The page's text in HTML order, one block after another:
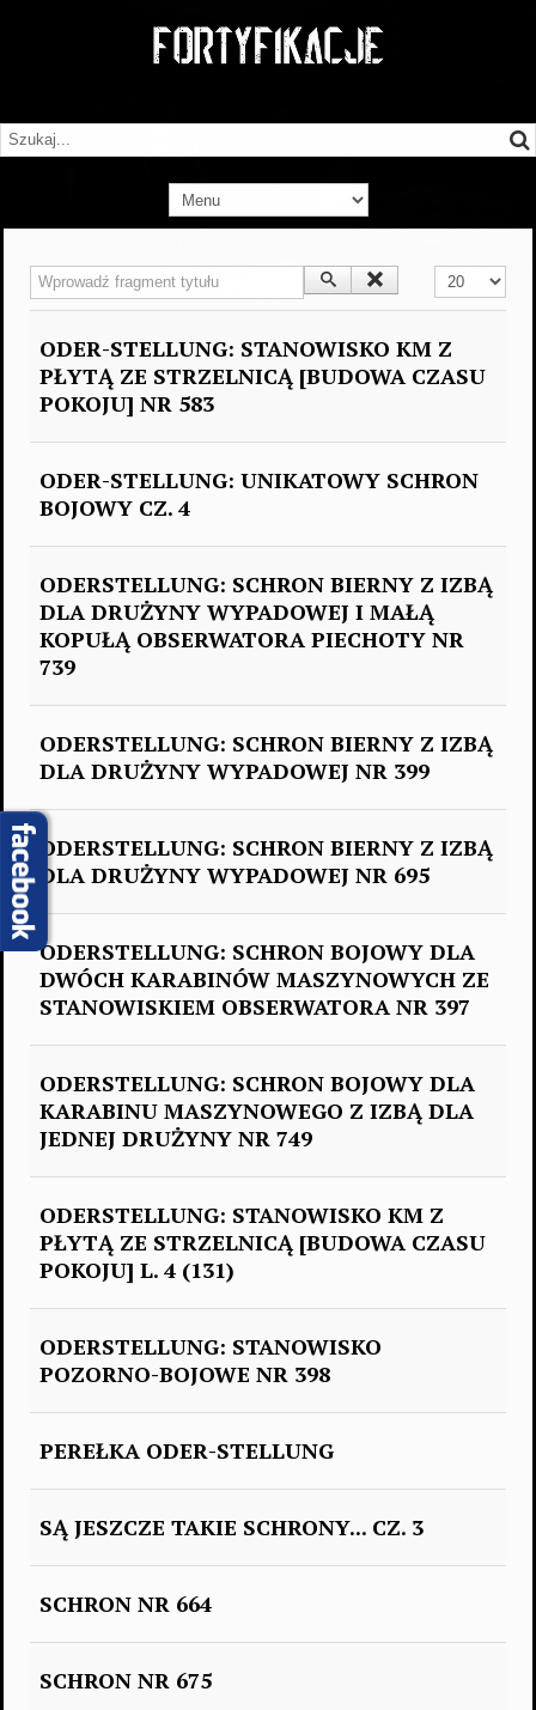
Wprowadź fragment tytułu Pokaż #
ODER-STELLUNG: STANOWISKO KM Z
PŁYTĄ ZE STRZELNICĄ [BUDOWA CZASU
POKOJU] NR 583
ODER-STELLUNG: UNIKATOWY SCHRON
BOJOWY CZ. 4
ODERSTELLUNG: SCHRON BIERNY Z IZBĄ
DLA DRUŻYNY WYPADOWEJ I MAŁĄ
KOPUŁĄ OBSERWATORA PIECHOTY NR
739
ODERSTELLUNG: SCHRON BIERNY Z IZBĄ
DLA DRUŻYNY WYPADOWEJ NR 399
ODERSTELLUNG: SCHRON BIERNY Z IZBĄ
DLA DRUŻYNY WYPADOWEJ NR 695
ODERSTELLUNG: SCHRON BOJOWY DLA
DWÓCH KARABINÓW MASZYNOWYCH ZE
STANOWISKIEM OBSERWATORA NR 397
ODERSTELLUNG: SCHRON BOJOWY DLA
KARABINU MASZYNOWEGO Z IZBĄ DLA
JEDNEJ DRUŻYNY NR 749
ODERSTELLUNG: STANOWISKO KM Z
PŁYTĄ ZE STRZELNICĄ [BUDOWA CZASU
POKOJU] L. 4 (131)
ODERSTELLUNG: STANOWISKO
POZORNO-BOJOWE NR 398
PEREŁKA ODER-STELLUNG
SĄ JESZCZE TAKIE SCHRONY... CZ. 3
SCHRON NR 664
SCHRON NR 675